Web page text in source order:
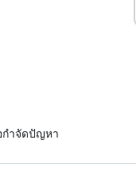
กำจัดปัญหา